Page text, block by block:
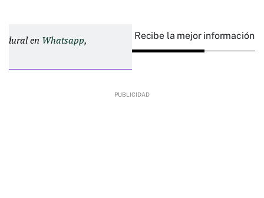
Plural en Whatsapp, Recibe la mejor información